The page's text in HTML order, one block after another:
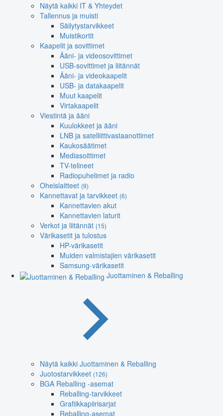
Näytä kaikki IT & Yhteydet
Tallennus ja muisti
Säilytystarvikkeet
Muistikortit
Kaapelit ja sovittimet
Ääni- ja videosovittimet
USB-sovittimet ja liitännät
Ääni- ja videokaapelit
USB- ja datakaapelit
Muut kaapelit
Virtakaapelit
Viestintä ja ääni
Kuulokkeet ja ääni
LNB ja satelliittivastaanottimet
Kaukosäätimet
Mediasoittimet
TV-telineet
Radiopuhelimet ja radio
Oheislaitteet (9)
Kannettavat ja tarvikkeet (6)
Kannettavien akut
Kannettavien laturit
Verkot ja liitännät (15)
Värikasetit ja tulostus
HP-värikasetit
Muiden valmistajien värikasetit
Samsung-värikasetit
Juottaminen & Reballing
Näytä kaikki Juottaminen & Reballing
Juotostarvikkeet (126)
BGA Reballing -asemat
Reballing-tarvikkeet
Grafiikkapiirisarjat
Reballing-asemat